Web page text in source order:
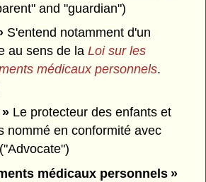
and "guardian")
S'entend notamment d'un
au sens de la Loi sur les
médicaux personnels.
Le protecteur des enfants et
nommé en conformité avec
médicaux personnels »